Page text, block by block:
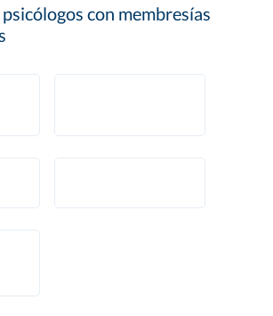
con membresías